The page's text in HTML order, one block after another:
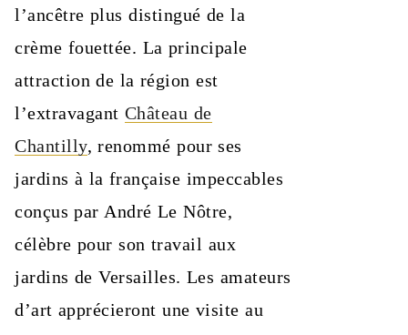
l’ancêtre plus distingué de la
crème fouettée. La principale
attraction de la région est
l’extravagant Château de
Chantilly, renommé pour ses
jardins à la française impeccables
conçus par André Le Nôtre,
célèbre pour son travail aux
jardins de Versailles. Les amateurs
d’art apprécieront une visite au